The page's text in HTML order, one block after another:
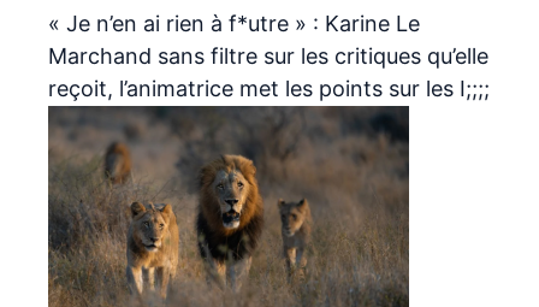
« Je n’en ai rien à f*utre » : Karine Le
Marchand sans filtre sur les critiques qu’elle
reçoit, l’animatrice met les points sur les I;;;;